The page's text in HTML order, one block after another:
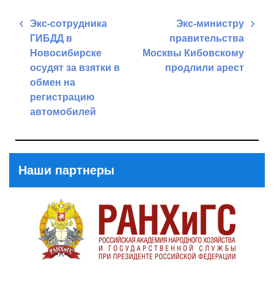
Навигация
записям
Экс-сотрудника
ГИБДД в
Новосибирске
осудят за взятки в
обмен на
регистрацию
автомобилей
Экс-министру
правительства
Москвы Кибовскому
продлили арест
Наши партнеры